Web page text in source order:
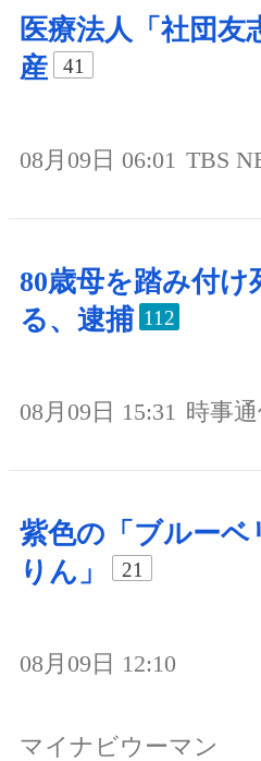
医療法人「社団友
産
41
08月09日 06:01 TBS
80歳母を踏み付け
る、逮捕 112
08月09日 15:31 時事
紫色の「ブルーベ
りん」
21
08月09日 12:10
マイナビウーマン